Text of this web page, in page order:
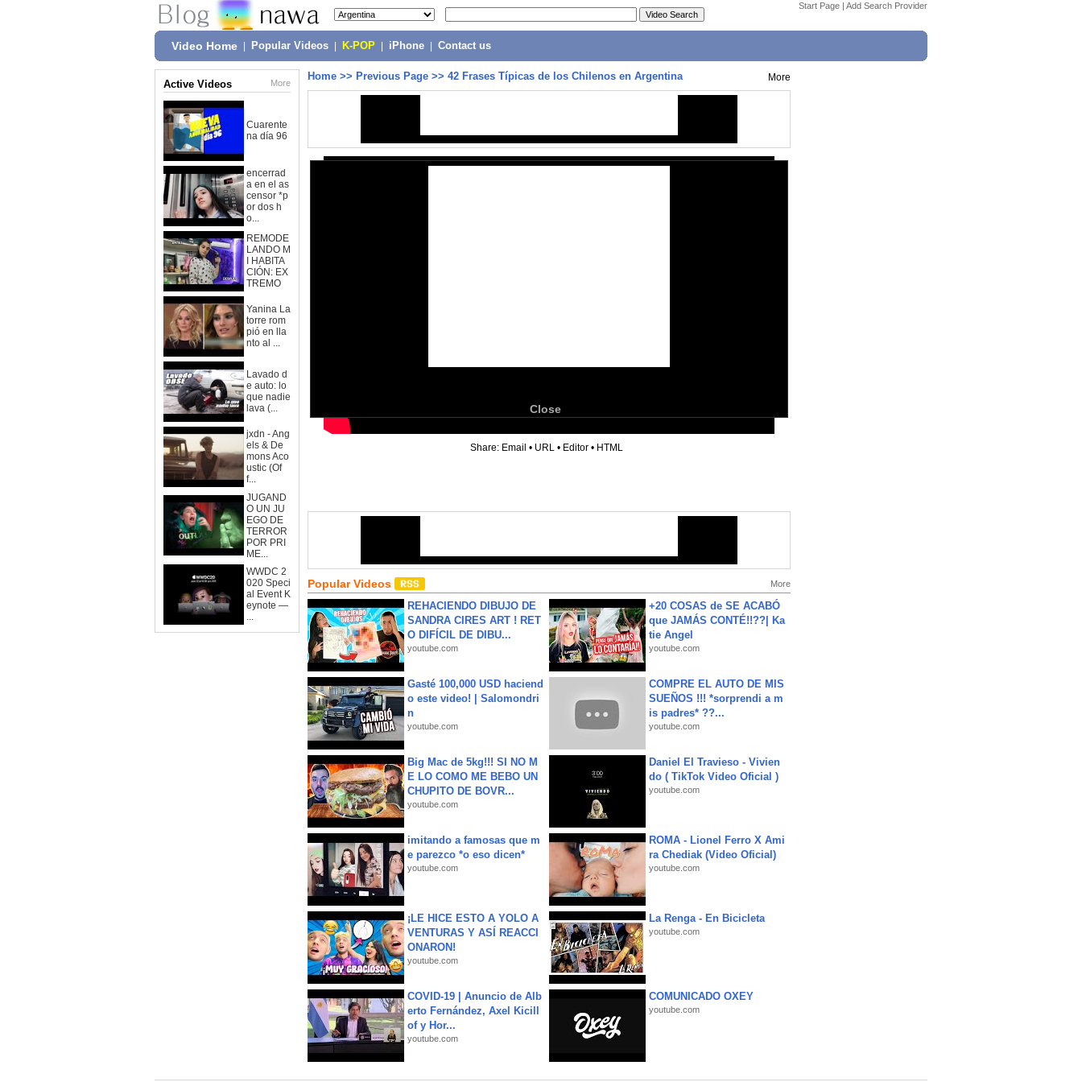
Start Page | Add Search Provider
Video Home Popular Videos K-POP iPhone Contact us
Active Videos More
Cuarente
na día 96
encerrad
a en el as
censor *p
or dos h
o...
REMODE
LANDO M
I HABITA
CIÓN: EX
TREMO
Yanina La
torre rom
pió en lla
nto al ...
Lavado d
e auto: lo
que nadie
lava (...
jxdn - Ang
els & De
mons Aco
ustic (Of
f...
JUGAND
O UN JU
EGO DE
TERROR
POR PRI
ME...
WWDC 2
020 Speci
al Event K
eynote —
...
Home >> Previous Page >> 42 Frases Típicas de los Chilenos en Argentina More
Close
Share: Email • URL • Editor • HTML
Popular Videos More
REHACIENDO DIBUJO DE
SANDRA CIRES ART ! RET
O DIFÍCIL DE DIBU...
youtube.com
+20 COSAS de SE ACABÓ
que JAMÁS CONTÉ!!??| Ka
tie Angel
youtube.com
Gasté 100,000 USD haciend
o este video! | Salomondri
n
youtube.com
COMPRE EL AUTO DE MIS
SUEÑOS !!! *sorprendi a m
is padres* ??...
youtube.com
Big Mac de 5kg!!! SI NO M
E LO COMO ME BEBO UN
CHUPITO DE BOVR...
youtube.com
Daniel El Travieso - Vivien
do ( TikTok Video Oficial )
youtube.com
imitando a famosas que m
e parezco *o eso dicen*
youtube.com
ROMA - Lionel Ferro X Ami
ra Chediak (Video Oficial)
youtube.com
¡LE HICE ESTO A YOLO A
VENTURAS Y ASÍ REACCI
ONARON!
youtube.com
La Renga - En Bicicleta
youtube.com
COVID-19 | Anuncio de Alb
erto Fernández, Axel Kicill
of y Hor...
youtube.com
COMUNICADO OXEY
youtube.com